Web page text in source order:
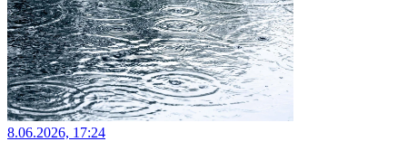
8.06.2026, 17:24